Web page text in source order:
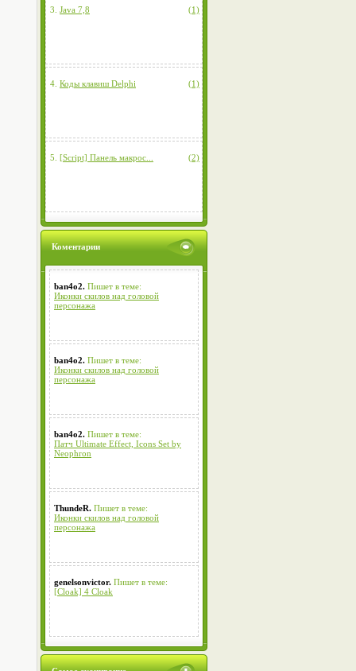
3. Java 7,8 (1)
4. Коды клавиш Delphi (1)
5. [Script] Панель макрос... (2)
Коментарии
ban4o2. Пишет в теме:
Иконки скилов над головой
персонажа
ban4o2. Пишет в теме:
Иконки скилов над головой
персонажа
ban4o2. Пишет в теме:
Патч Ultimate Effect, Icons Set by
Neophron
ThundeR. Пишет в теме:
Иконки скилов над головой
персонажа
genelsonvictor. Пишет в теме:
[Cloak] 4 Cloak